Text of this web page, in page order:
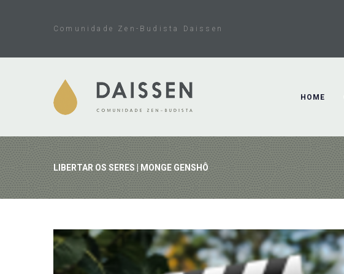
Comunidade Zen-Budista Daissen
HOME
LIBERTAR OS SERES | MONGE GENSHÔ